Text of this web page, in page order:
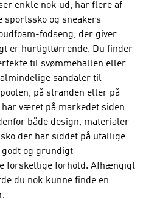
enkle nok ud, har flere af
og sneakers
fodseng, der giver
er hurtigttørrende. Du finder
til svømmehallen eller
sandaler til
på stranden eller på
været på markedet siden
både design, materialer
der har siddet på utallige
godt og grundigt
forskellige forhold. Afhængigt
du nok kunne finde en